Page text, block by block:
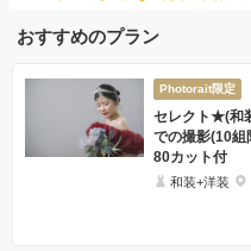
おすすめのプラン
Photorait限定
セレクト★(和
での撮影(10組
80カット付
和装+洋装